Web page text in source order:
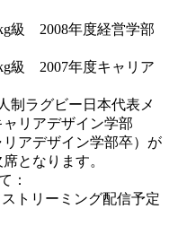
級 2008年度経営学部
級 2007年度キャリア
制ラグビー日本代表メ
リアデザイン学部
アデザイン学部卒）が
となります。
：
トリーミング配信予定